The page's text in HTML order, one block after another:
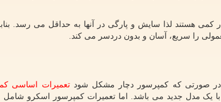
هستند لذا سایش و پارگی در آنها به حداقل می رسد.
را سریع، آسان و بدون دردسر می کند.
در صورتی که کمپرسور دچار مشکل شودتعمیرات اساسی
یک مدل جدید می باشد. اما تعمیرات کمپرسور اسکرو